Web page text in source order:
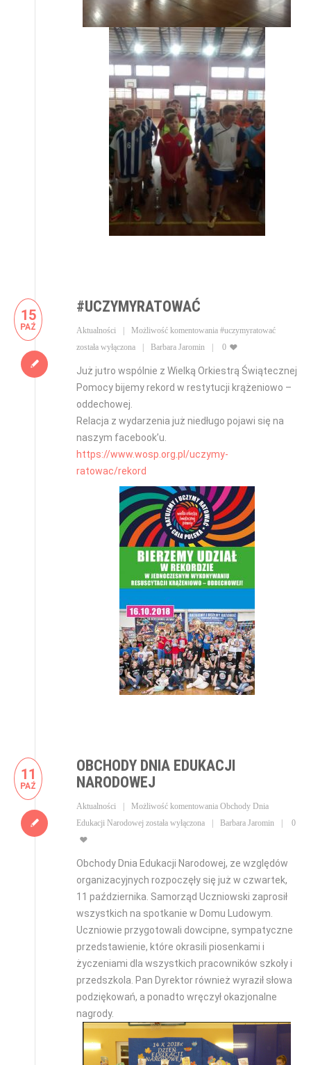
15
PAŹ
#UCZYMYRATOWAĆ
Aktualności Możliwość komentowania #uczymyratować
została wyłączona
Barbara Jaromin 0
Już jutro wspólnie z Wielką Orkiestrą Świątecznej
Pomocy bijemy rekord w restytucji krążeniowo –
oddechowej.
Relacja z wydarzenia już niedługo pojawi się na
naszym facebook’u.
https://www.wosp.org.pl/uczymy-
ratowac/rekord
11
PAŹ
OBCHODY DNIA EDUKACJI
NARODOWEJ
Aktualności Możliwość komentowania Obchody Dnia
Edukacji Narodowej została wyłączona Barbara Jaromin 0
Obchody Dnia Edukacji Narodowej, ze względów
organizacyjnych rozpoczęły się już w czwartek,
11 października. Samorząd Uczniowski zaprosił
wszystkich na spotkanie w Domu Ludowym.
Uczniowie przygotowali dowcipne, sympatyczne
przedstawienie, które okrasili piosenkami i
życzeniami dla wszystkich pracowników szkoły i
przedszkola. Pan Dyrektor również wyraził słowa
podziękowań, a ponadto wręczył okazjonalne
nagrody.